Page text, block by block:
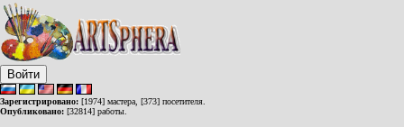
Войти
Зарегистрировано: [1974] мастера, [373] посетителя.
Опубликовано: [32814] работы.